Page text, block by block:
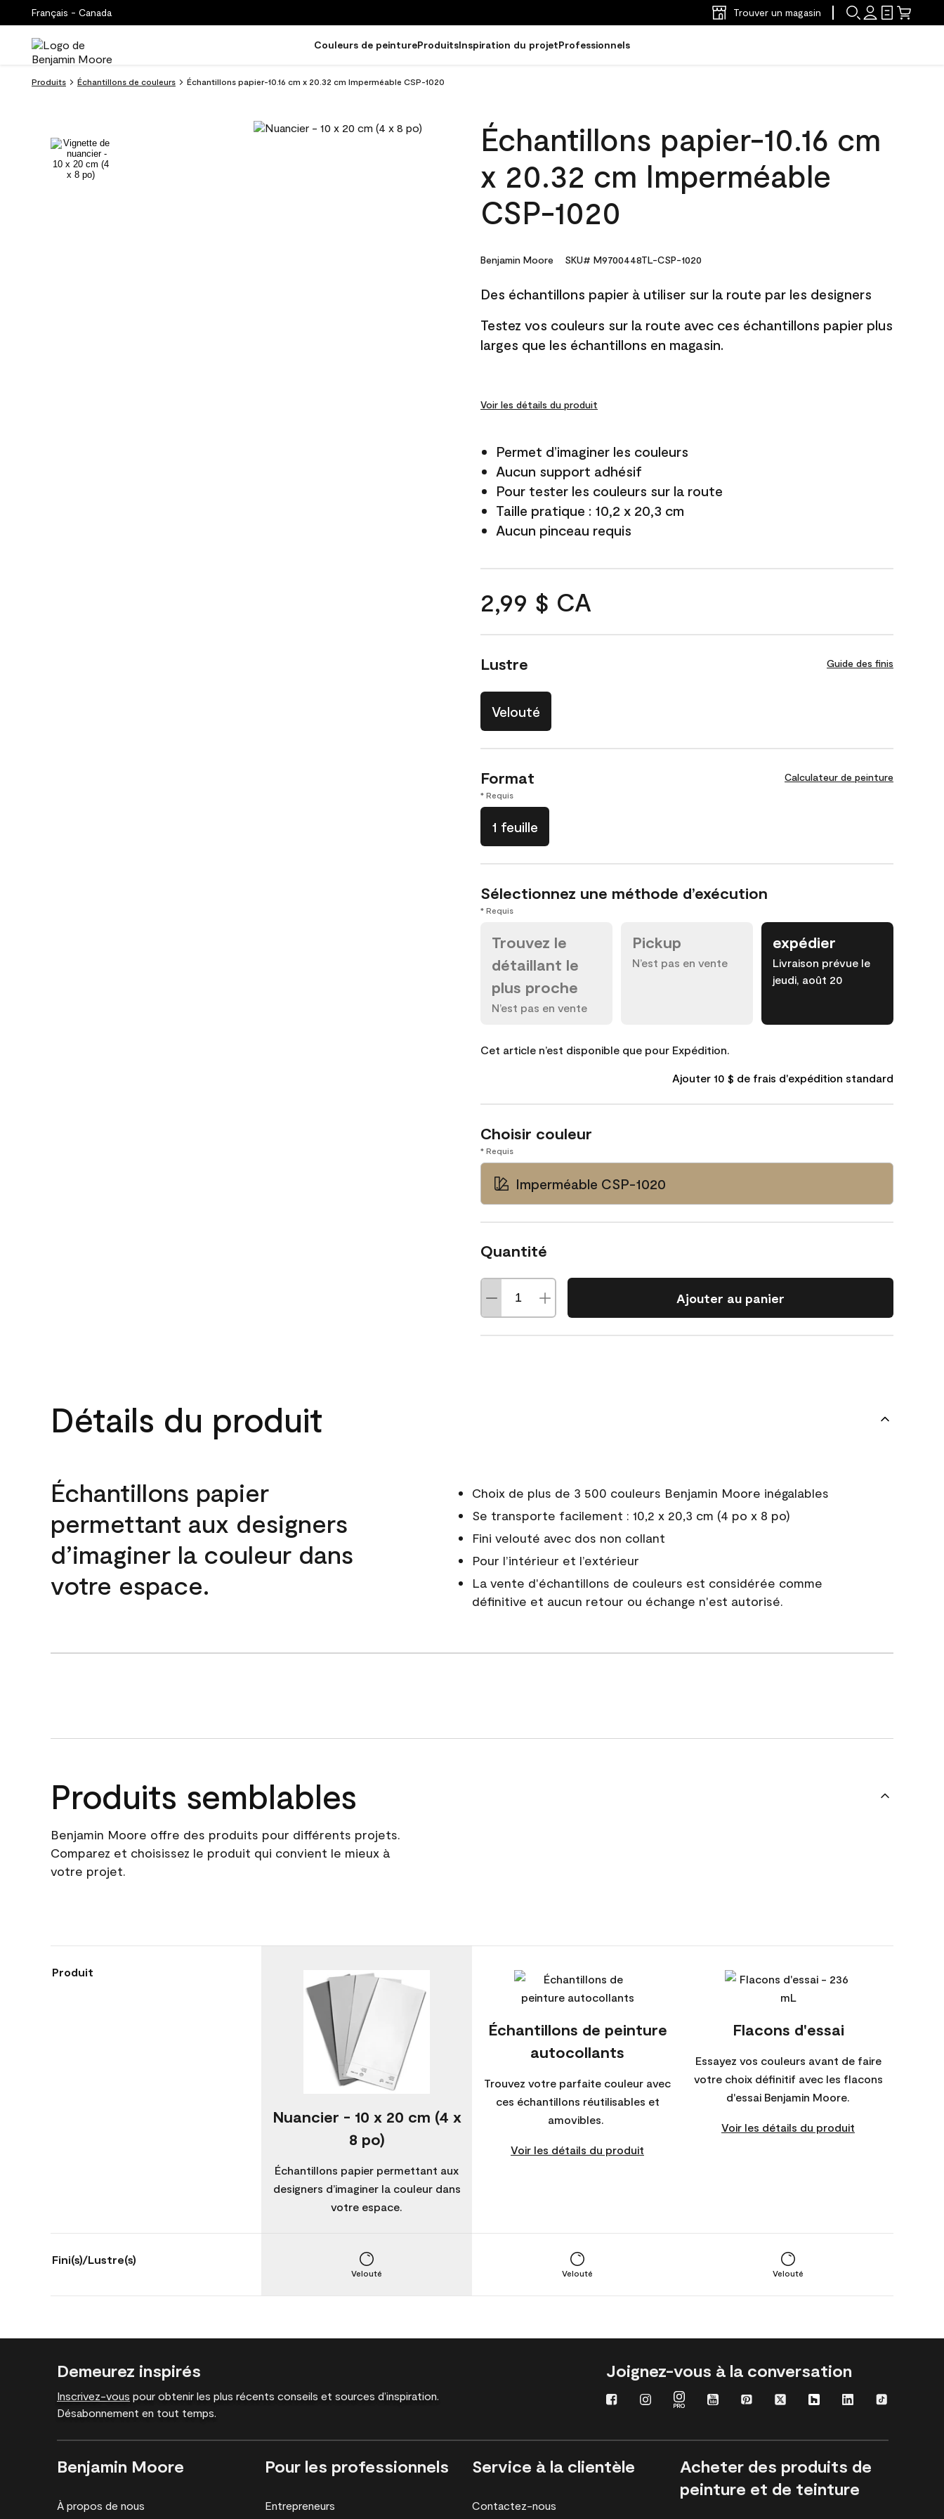
Français - Canada Trouver un magasin
Couleurs de peintureProduitsInspiration du projetProfessionnels
Produits Échantillons de couleurs Échantillons papier-10.16 cm x 20.32 cm Imperméable CSP-1020
Échantillons papier-10.16 cm
x 20.32 cm Imperméable
CSP-1020
Benjamin Moore SKU# M9700448TL-CSP-1020
Des échantillons papier à utiliser sur la route par les designers
Testez vos couleurs sur la route avec ces échantillons papier plus
larges que les échantillons en magasin.
Voir les détails du produit
Permet d’imaginer les couleurs
Aucun support adhésif
Pour tester les couleurs sur la route
Taille pratique : 10,2 x 20,3 cm
Aucun pinceau requis
2,99 $ CA
Lustre Guide des finis
Velouté
Format Calculateur de peinture
* Requis
1 feuille
Sélectionnez une méthode d’exécution
* Requis
Trouvez le
détaillant le
plus proche
N’est pas en vente
Pickup
N’est pas en vente
expédier
Livraison prévue le
jeudi, août 20
Cet article n’est disponible que pour Expédition.
Ajouter 10 $ de frais d'expédition standard
Choisir couleur
* Requis
Imperméable CSP-1020
Quantité
Ajouter au panier
Détails du produit
Échantillons papier
permettant aux designers
d’imaginer la couleur dans
votre espace.
Choix de plus de 3 500 couleurs Benjamin Moore inégalables
Se transporte facilement : 10,2 x 20,3 cm (4 po x 8 po)
Fini velouté avec dos non collant
Pour l’intérieur et l’extérieur
La vente d'échantillons de couleurs est considérée comme
définitive et aucun retour ou échange n'est autorisé.
Produits semblables
Benjamin Moore offre des produits pour différents projets.
Comparez et choisissez le produit qui convient le mieux à
votre projet.
Produit
Nuancier - 10 x 20 cm (4 x
8 po)
Échantillons papier permettant aux
designers d’imaginer la couleur dans
votre espace.
Échantillons de peinture
autocollants
Trouvez votre parfaite couleur avec
ces échantillons réutilisables et
amovibles.
Voir les détails du produit
Flacons d'essai
Essayez vos couleurs avant de faire
votre choix définitif avec les flacons
d'essai Benjamin Moore.
Voir les détails du produit
Fini(s)/Lustre(s)
Velouté Velouté Velouté
Demeurez inspirés
Inscrivez-vous pour obtenir les plus récents conseils et sources d’inspiration.
Désabonnement en tout temps.
Joignez-vous à la conversation
Benjamin Moore
À propos de nous
Pour les professionnels
Entrepreneurs
Service à la clientèle
Contactez-nous
Acheter des produits de
peinture et de teinture